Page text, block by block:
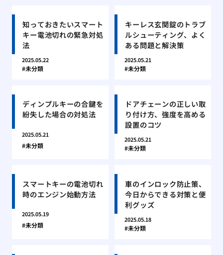
知っておきたいスマート
キー電池切れの緊急対処
法
2025.05.22
未分類
キーレス玄関錠のトラブ
ルシューティング、よく
ある問題と解決策
2025.05.21
未分類
ディンプルキーの合鍵を
紛失した場合の対処法
2025.05.21
未分類
ドアチェーンの正しい取
り付け方、強度を高める
設置のコツ
2025.05.21
未分類
スマートキーの電池切れ
時のエンジン始動方法
2025.05.19
未分類
車のインロック防止策、
今日からできる対策と便
利グッズ
2025.05.18
未分類